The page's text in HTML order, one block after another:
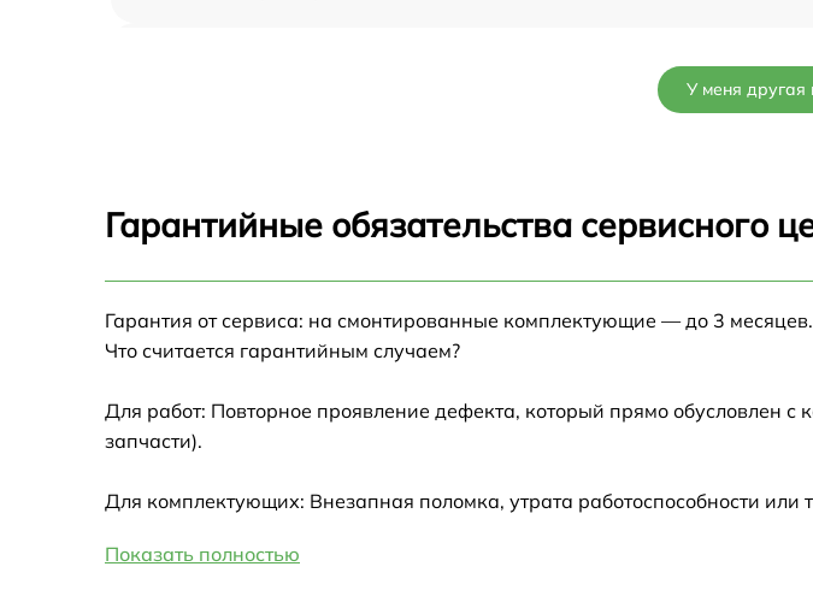
Замена стекла с дисплеем Infinix Smart 6 от
6
У меня другая
Гарантийные обязательства сервисного
Гарантия от сервиса: на смонтированные комплектующие — до 3 месяцев.
Что считается гарантийным случаем?
Для работ: Повторное проявление дефекта, который прямо обусловлен
запчасти).
Для комплектующих: Внезапная поломка, утрата работоспособности
Показать полностью